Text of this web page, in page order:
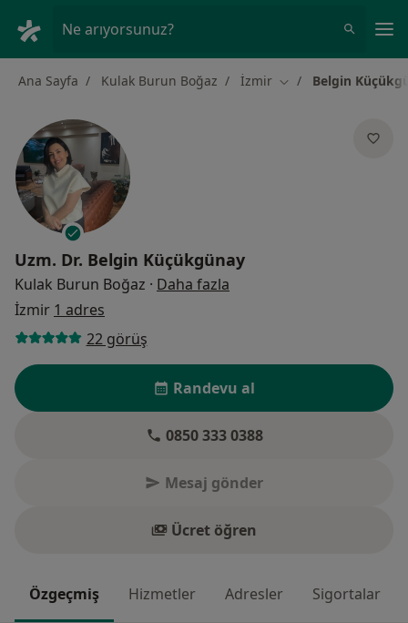
Ne arıyorsunuz?
Ana Sayfa Kulak Burun Boğaz İzmir Şehir değiştir
Belgin
Uzm. Dr. Belgin Küçükgünay
Kulak Burun Boğaz · Daha fazla
İzmir 1 adres
22 görüş
Randevu al
0850 333 0388
Mesaj gönder
Ücret öğren
Özgeçmiş Hizmetler Adresler Sigortalar